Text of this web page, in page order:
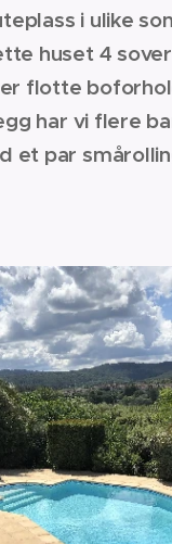
i ulike
huset 4
flotte
har vi flere
et par